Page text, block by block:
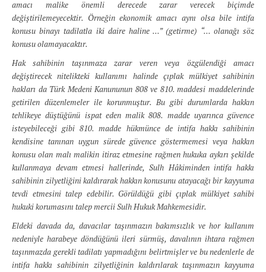
amacı malike önemli derecede zarar verecek biçimde
değiştirilemeyecektir. Örneğin ekonomik amacı aynı olsa bile intifa
konusu binayı tadilatla iki daire haline …” (getirme) “… olanağı söz
konusu olamayacaktır.
Hak sahibinin taşınmaza zarar veren veya özgülendiği amacı
değiştirecek nitelikteki kullanımı halinde çıplak mülkiyet sahibinin
hakları da Türk Medeni Kanununun 808 ve 810. maddesi maddelerinde
getirilen düzenlemeler ile korunmuştur. Bu gibi durumlarda hakkın
tehlikeye düştüğünü ispat eden malik 808. madde uyarınca güvence
isteyebileceği gibi 810. madde hükmünce de intifa hakkı sahibinin
kendisine tanınan uygun sürede güvence göstermemesi veya hakkın
konusu olan malı malikin itiraz etmesine rağmen hukuka aykırı şekilde
kullanmaya devam etmesi hallerinde, Sulh Hâkiminden intifa hakkı
sahibinin zilyetliğini kaldırarak hakkın konusunu atayacağı bir kayyuma
tevdi etmesini talep edebilir. Görüldüğü gibi çıplak mülkiyet sahibi
hukuki korumasını talep mercii Sulh Hukuk Mahkemesidir.
Eldeki davada da, davacılar taşınmazın bakımsızlık ve hor kullanım
nedeniyle harabeye döndüğünü ileri sürmüş, davalının ihtara rağmen
taşınmazda gerekli tadilatı yapmadığını belirtmişler ve bu nedenlerle de
intifa hakkı sahibinin zilyetliğinin kaldırılarak taşınmazın kayyuma